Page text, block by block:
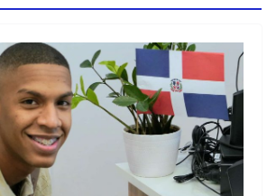
Consulado General de la
Miami y Broward
International University
suscriben acuerdo de
colaboración académica